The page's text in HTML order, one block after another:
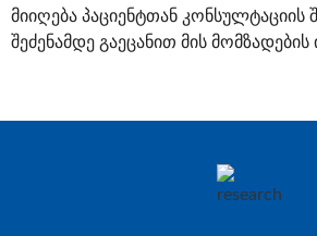
მიიღება პაციენტთან კონსულტაციის
შეძენამდე გაეცანით მის მომზადების